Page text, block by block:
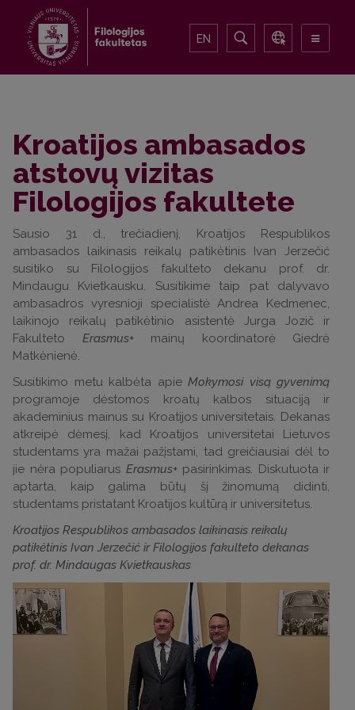
EN
Kroatijos ambasados
atstovų vizitas
Filologijos fakultete
Sausio 31 d., trečiadienį, Kroatijos Respublikos
ambasados laikinasis reikalų patikėtinis Ivan Jerzečić
susitiko su Filologijos fakulteto dekanu prof. dr.
Mindaugu Kvietkausku. Susitikime taip pat dalyvavo
ambasadros vyresnioji specialistė Andrea Kedmenec,
laikinojo reikalų patikėtinio asistentė Jurga Jozič ir
Fakulteto Erasmus+mainų koordinatorė Giedrė
Matkėnienė.
Susitikimo metu kalbėta apie Mokymosi visą gyvenimą
programoje dėstomos kroatų kalbos situaciją ir
akademinius mainus su Kroatijos universitetais. Dekanas
atkreipė dėmesį, kad Kroatijos universitetai Lietuvos
studentams yra mažai pažįstami, tad greičiausiai dėl to
jie nėra populiarus Erasmus+pasirinkimas. Diskutuota ir
aptarta, kaip galima būtų šį žinomumą didinti,
studentams pristatant Kroatijos kultūrą ir universitetus.
Kroatijos Respublikos ambasados laikinasis reikalų
patikėtinis Ivan Jerzečić ir Filologijos fakulteto dekanas
prof. dr. Mindaugas Kvietkauskas